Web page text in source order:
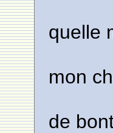
quelle
mon
de